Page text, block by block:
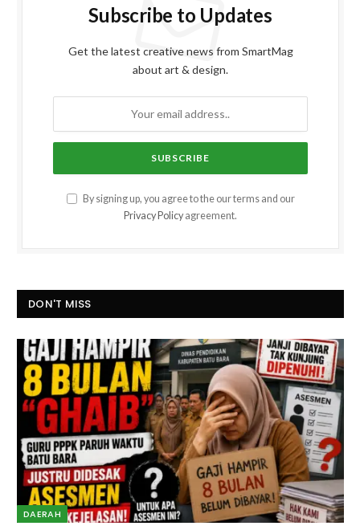
Subscribe to Updates
Get the latest creative news from SmartMag
about art & design.
By signing up, you agree to the our terms and our
Privacy Policy agreement.
DON'T MISS
DAERAH